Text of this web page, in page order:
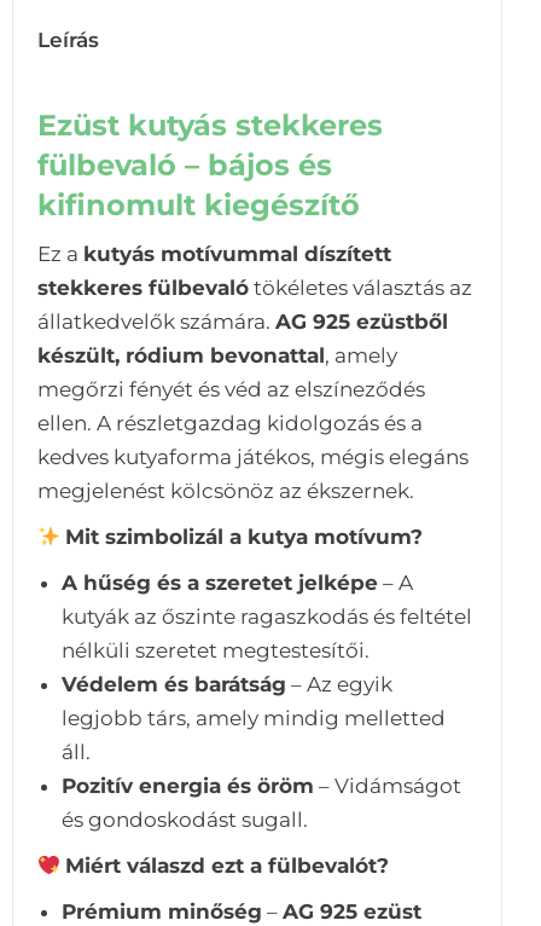
Leírás
Ezüst kutyás stekkeres
fülbevaló – bájos és
kifinomult kiegészítő
Ez a kutyás motívummal díszített
stekkeres fülbevaló tökéletes választás az
állatkedvelők számára. AG 925 ezüstből
készült, ródium bevonattal, amely
megőrzi fényét és véd az elszíneződés
ellen. A részletgazdag kidolgozás és a
kedves kutyaforma játékos, mégis elegáns
megjelenést kölcsönöz az ékszernek.
Mit szimbolizál a kutya motívum?
A hűség és a szeretet jelképe – A
kutyák az őszinte ragaszkodás és feltétel
nélküli szeretet megtestesítői.
Védelem és barátság – Az egyik
legjobb társ, amely mindig melletted
áll.
Pozitív energia és öröm – Vidámságot
és gondoskodást sugall.
Miért válaszd ezt a fülbevalót?
Prémium minőség – AG 925 ezüst